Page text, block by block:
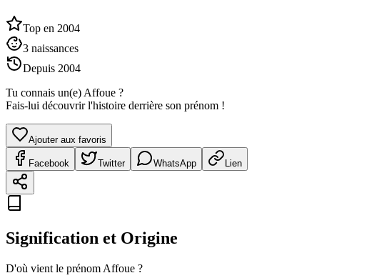
Top en 2004
3 naissances
Depuis 2004
Tu connais un(e) Affoue ?
Fais-lui découvrir l'histoire derrière son prénom !
Ajouter aux favoris
Facebook Twitter WhatsApp Lien
Signification et Origine
D'où vient le prénom Affoue ?